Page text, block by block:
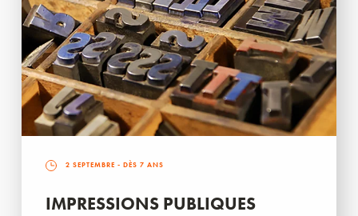
2 SEPTEMBRE - DÈS 7 ANS
IMPRESSIONS PUBLIQUES